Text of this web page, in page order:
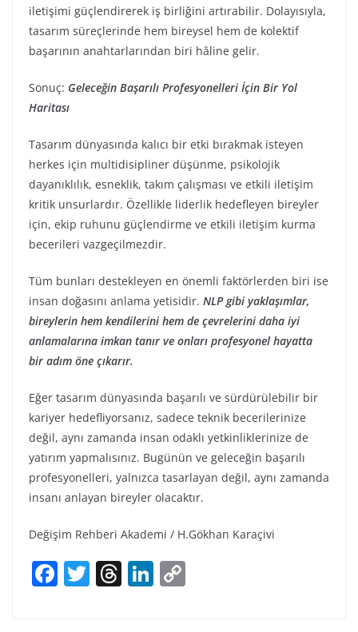
iletişimi güçlendirerek iş birliğini artırabilir. Dolayısıyla,
tasarım süreçlerinde hem bireysel hem de kolektif
başarının anahtarlarından biri hâline gelir.
Sonuç: Geleceğin Başarılı Profesyonelleri İçin Bir Yol
Haritası
Tasarım dünyasında kalıcı bir etki bırakmak isteyen
herkes için multidisipliner düşünme, psikolojik
dayanıklılık, esneklik, takım çalışması ve etkili iletişim
kritik unsurlardır. Özellikle liderlik hedefleyen bireyler
için, ekip ruhunu güçlendirme ve etkili iletişim kurma
becerileri vazgeçilmezdir.
Tüm bunları destekleyen en önemli faktörlerden biri ise
insan doğasını anlama yetisidir. NLP gibi yaklaşımlar,
bireylerin hem kendilerini hem de çevrelerini daha iyi
anlamalarına imkan tanır ve onları profesyonel hayatta
bir adım öne çıkarır.
Eğer tasarım dünyasında başarılı ve sürdürülebilir bir
kariyer hedefliyorsanız, sadece teknik becerilerinize
değil, aynı zamanda insan odaklı yetkinliklerinize de
yatırım yapmalısınız. Bugünün ve geleceğin başarılı
profesyonelleri, yalnızca tasarlayan değil, aynı zamanda
insanı anlayan bireyler olacaktır.
Değişim Rehberi Akademi / H.Gökhan Karaçivi
F T T Li